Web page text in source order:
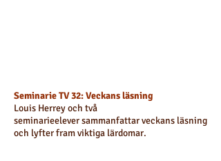
Seminarie TV 32: Veckans läsning
Louis Herreyoch två
seminarieeleversammanfattar veckans läsning
och lyfter fram viktiga lärdomar.